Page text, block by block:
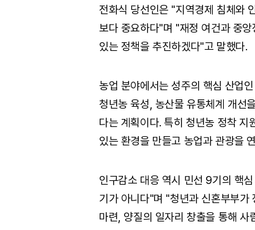
전화식 당선인은 "지역경제 침체와
보다 중요하다"며 "재정 여건과 중
있는 정책을 추진하겠다"고 말했다.
농업 분야에서는 성주의 핵심 산업
청년농 육성, 농산물 유통체계 개선
다는 계획이다. 특히 청년농 정착
있는 환경을 만들고 농업과 관광을
인구감소 대응 역시 민선 9기의 핵
기가 아니다"며 "청년과 신혼부부가
마련, 양질의 일자리 창출을 통해